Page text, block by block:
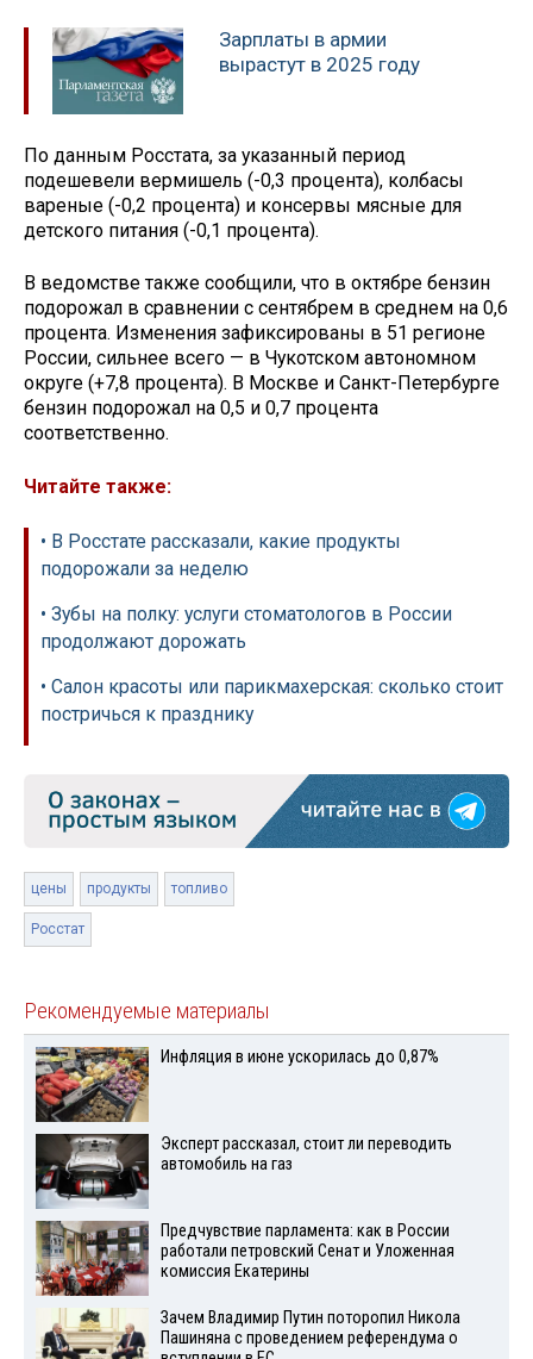
Зарплаты в армии
вырастут в 2025 году
По данным Росстата, за указанный период
подешевели вермишель (-0,3 процента), колбасы
вареные (-0,2 процента) и консервы мясные для
детского питания (-0,1 процента).
В ведомстве также сообщили, что в октябре бензин
подорожал в сравнении с сентябрем в среднем на 0,6
процента. Изменения зафиксированы в 51 регионе
России, сильнее всего — в Чукотском автономном
округе (+7,8 процента). В Москве и Санкт-Петербурге
бензин подорожал на 0,5 и 0,7 процента
соответственно.
Читайте также:
• В Росстате рассказали, какие продукты
подорожали за неделю
• Зубы на полку: услуги стоматологов в России
продолжают дорожать
• Салон красоты или парикмахерская: сколько стоит
постричься к празднику
цены продукты топливо
Росстат
Рекомендуемые материалы
Инфляция в июне ускорилась до 0,87%
Эксперт рассказал, стоит ли переводить
автомобиль на газ
Предчувствие парламента: как в России
работали петровский Сенат и Уложенная
комиссия Екатерины
Зачем Владимир Путин поторопил Никола
Пашиняна с проведением референдума о